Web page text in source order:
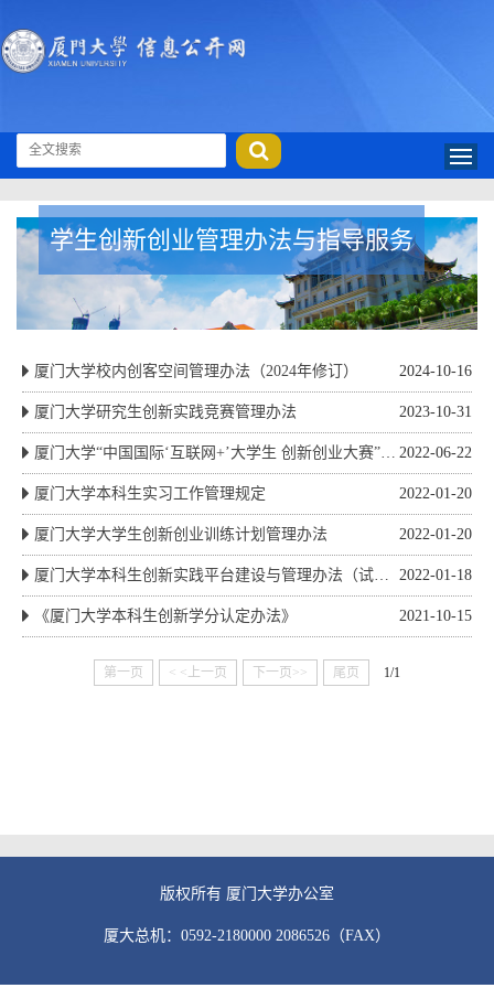
学生创新创业管理办法与指导服务
厦门大学校内创客空间管理办法（2024年修订） 2024-10-16
厦门大学研究生创新实践竞赛管理办法 2023-10-31
厦门大学“中国国际‘互联网+’大学生 创新创业大赛”管
理与激励办法（试行）
2022-06-22
厦门大学本科生实习工作管理规定 2022-01-20
厦门大学大学生创新创业训练计划管理办法 2022-01-20
厦门大学本科生创新实践平台建设与管理办法（试
行）
2022-01-18
《厦门大学本科生创新学分认定办法》 2021-10-15
第一页 < <上一页 下一页>> 尾页 1/1
版权所有 厦门大学办公室
厦大总机：0592-2180000 2086526（FAX）